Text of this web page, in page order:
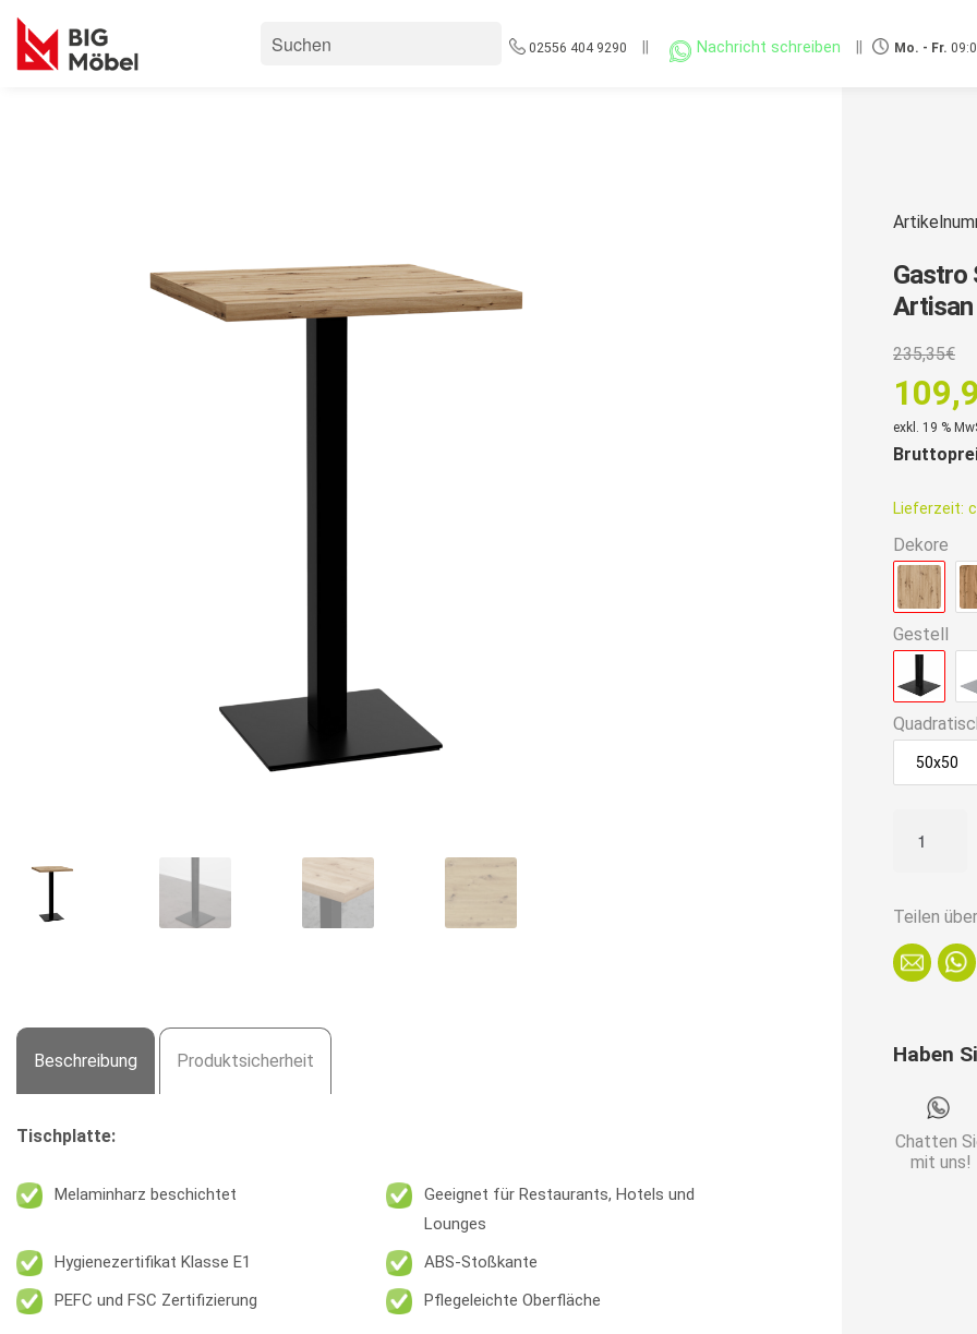
02556 404 9290 Nachricht schreiben Mo. - Fr.
Beschreibung Produktsicherheit
Tischplatte:
Melaminharz beschichtet
Geeignet für Restaurants, Hotels und
Lounges
Hygienezertifikat Klasse E1
ABS-Stoßkante
PEFC und FSC Zertifizierung
Pflegeleichte Oberfläche
Gastro
Artisan
235,35€
Preis
ist:
exkl. 19 %
Lieferzeit:
Dekore
Gestell
50x50
Stehtisch
cm
|
D4225
Artisan
Menge
Teilen über
Haben
Chatten
mit uns!